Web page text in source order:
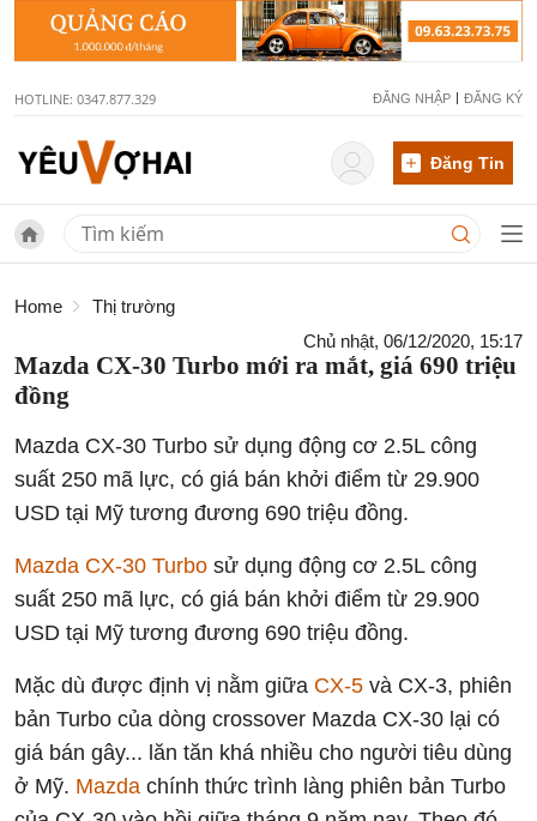
HOTLINE: 0347.877.329 ĐĂNG NHẬP ĐĂNG KÝ
Đăng Tin
Home
Thị trường
Chủ nhật, 06/12/2020, 15:17
Mazda CX-30 Turbo mới ra mắt, giá 690 triệu
đồng
Mazda CX-30 Turbo sử dụng động cơ 2.5L công
suất 250 mã lực, có giá bán khởi điểm từ 29.900
USD tại Mỹ tương đương 690 triệu đồng.
Mazda CX-30 Turbo sử dụng động cơ 2.5L công
suất 250 mã lực, có giá bán khởi điểm từ 29.900
USD tại Mỹ tương đương 690 triệu đồng.
Mặc dù được định vị nằm giữa CX-5 và CX-3, phiên
bản Turbo của dòng crossover Mazda CX-30 lại có
giá bán gây... lăn tăn khá nhiều cho người tiêu dùng
ở Mỹ. Mazda chính thức trình làng phiên bản Turbo